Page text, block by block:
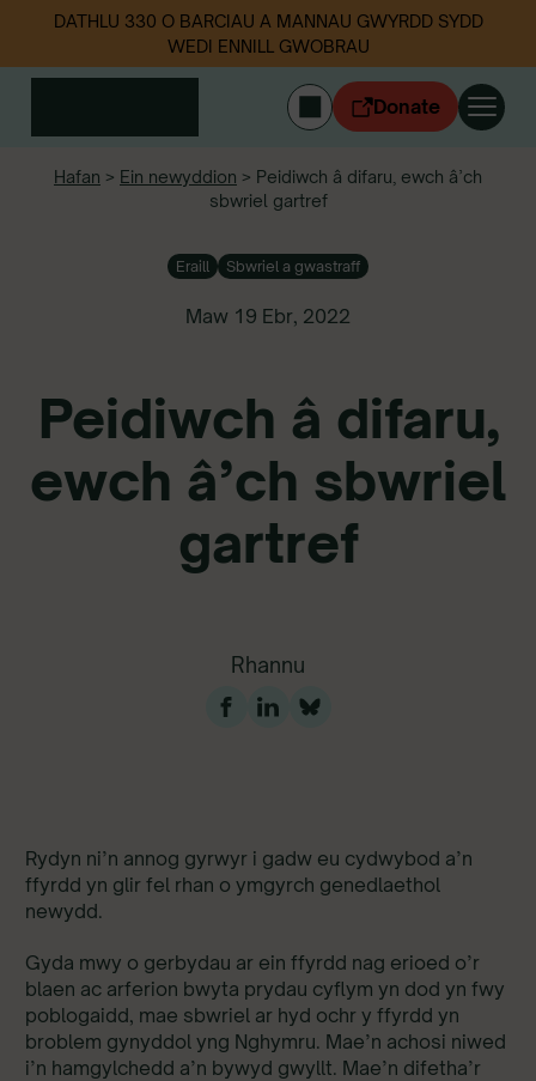
DATHLU 330 O BARCIAU A MANNAU GWYRDD SYDD
WEDI ENNILL GWOBRAU
Donate
Hafan > Ein newyddion > Peidiwch â difaru, ewch â’ch
sbwriel gartref
Eraill Sbwriel a gwastraff
Maw 19 Ebr, 2022
Peidiwch â difaru,
ewch â’ch sbwriel
gartref
Rhannu
Rydyn ni’n annog gyrwyr i gadw eu cydwybod a’n
ffyrdd yn glir fel rhan o ymgyrch genedlaethol
newydd.
Gyda mwy o gerbydau ar ein ffyrdd nag erioed o’r
blaen ac arferion bwyta prydau cyflym yn dod yn fwy
poblogaidd, mae sbwriel ar hyd ochr y ffyrdd yn
broblem gynyddol yng Nghymru. Mae’n achosi niwed
i’n hamgylchedd a’n bywyd gwyllt. Mae’n difetha’r
ENGLISH
Cymerwch ran
Ein gwaith
Digwyddiadau
Amdanom ni
Newyddion
Dilynwch ni